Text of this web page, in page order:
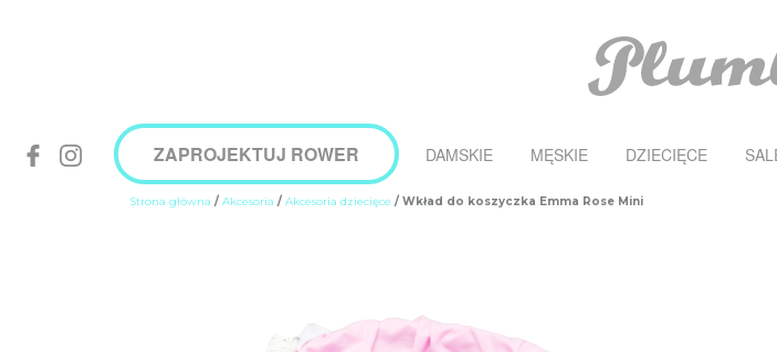
ZAPROJEKTUJ ROWER DAMSKIE MĘSKIE DZIECIĘCE
Strona główna / Akcesoria / Akcesoria dziecięce / Wkład do koszyczka Emma Rose Mini